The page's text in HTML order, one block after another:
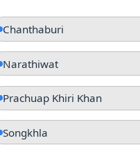
Chanthaburi
Narathiwat
Prachuap Khiri Khan
Songkhla